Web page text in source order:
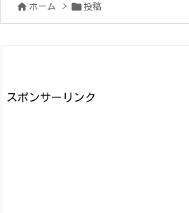
 ホーム >  投稿
スポンサーリンク